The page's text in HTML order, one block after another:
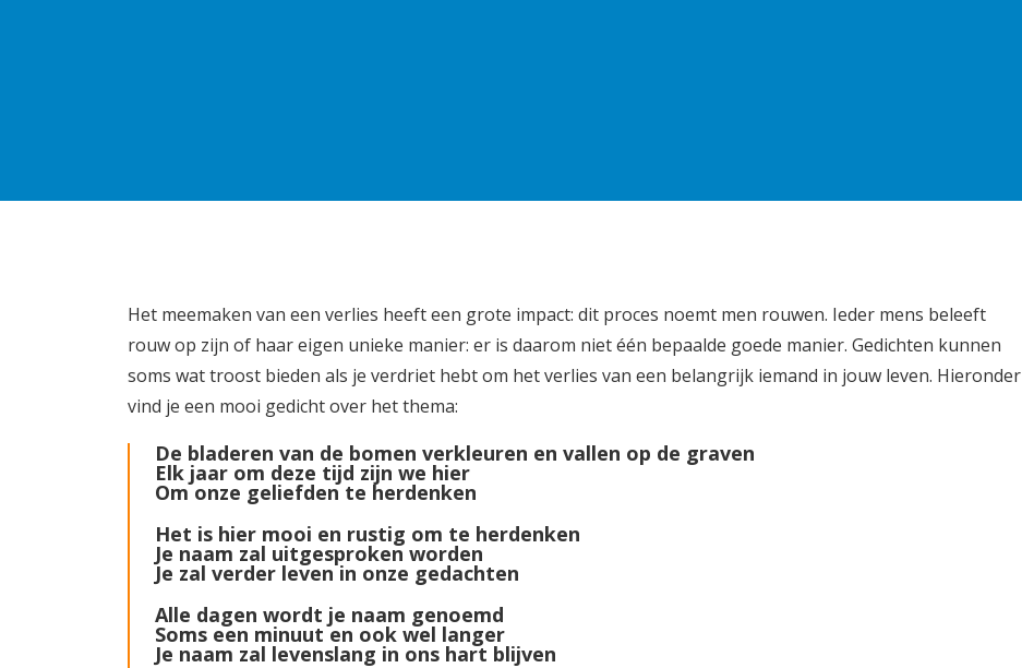
Het meemaken van een verlies heeft een grote impact: dit proces noemt men rouwen. Ieder mens beleeft
rouw op zijn of haar eigen unieke manier: er is daarom niet één bepaalde goede manier. Gedichten kunnen
soms wat troost bieden als je verdriet hebt om het verlies van een belangrijk iemand in jouw leven. Hieronder
vind je een mooi gedicht over het thema:
De bladeren van de bomen verkleuren en vallen op de graven
Elk jaar om deze tijd zijn we hier
Om onze geliefden te herdenken
Het is hier mooi en rustig om te herdenken
Je naam zal uitgesproken worden
Je zal verder leven in onze gedachten
Alle dagen wordt je naam genoemd
Soms een minuut en ook wel langer
Je naam zal levenslang in ons hart blijven